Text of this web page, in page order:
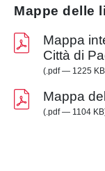
Mappe delle
Mappa
Città di
(.pdf — 1225
Mappa
(.pdf — 1104